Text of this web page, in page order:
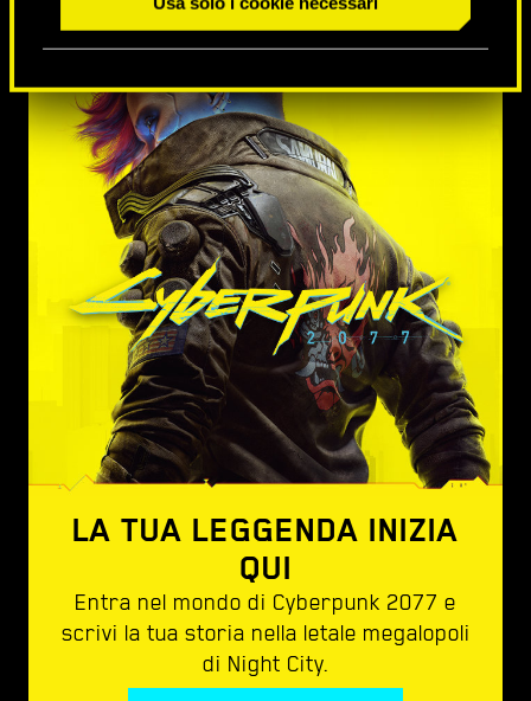
LA TUA LEGGENDA INIZIA
QUI
Entra nel mondo di Cyberpunk 2077 e
scrivi la tua storia nella letale megalopoli
di Night City.